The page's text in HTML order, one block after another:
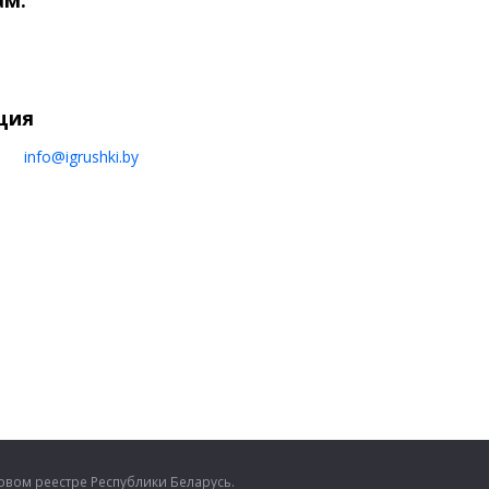
info@igrushki.by
реестре Республики Беларусь.